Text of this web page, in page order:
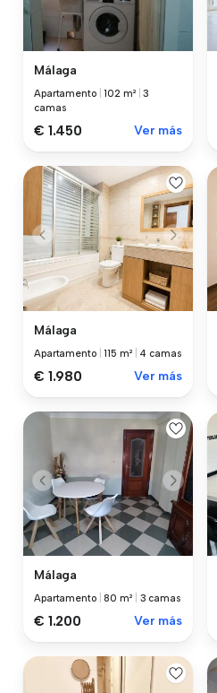
Málaga
Apartamento |102 m² |3
camas
€ 1.450 Ver más
Málaga
Apartamento |115 m² 4 camas
€ 1.980 Ver más
Málaga
Apartamento |80 m² 3 camas
€ 1.200 Ver más